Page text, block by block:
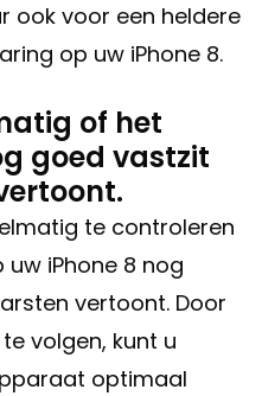
ook voor een heldere
op uw iPhone 8.
of het
goed vastzit
te controleren
iPhone 8 nog
vertoont. Door
volgen, kunt u
optimaal